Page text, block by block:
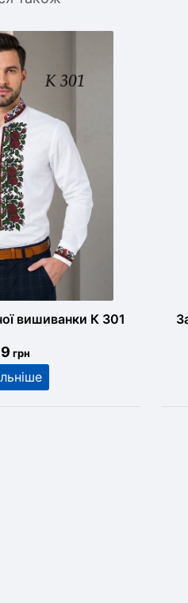
вишиванки К 301
грн